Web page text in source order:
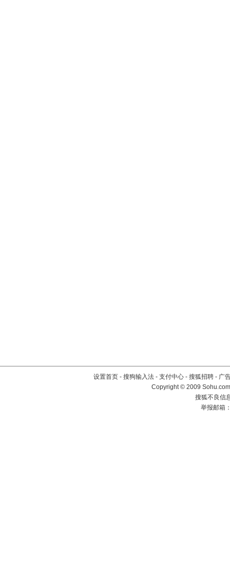
设置首页 - 搜狗输入法 - 支付中心 - 搜狐招聘 - 广
Copyright © 2009
搜狐不良信
举报邮箱